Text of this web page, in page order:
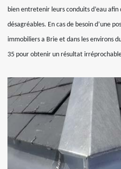
bien entretenir leurs conduits d’eau afin
désagréables. En cas de besoin d’une
immobiliers a Brie et dans les environs
35 pour obtenir un résultat